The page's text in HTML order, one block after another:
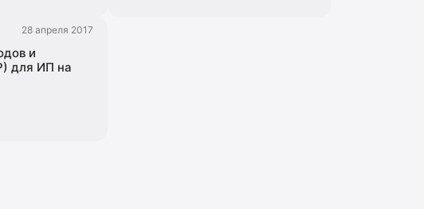
28 апреля 2017
и
для ИП на